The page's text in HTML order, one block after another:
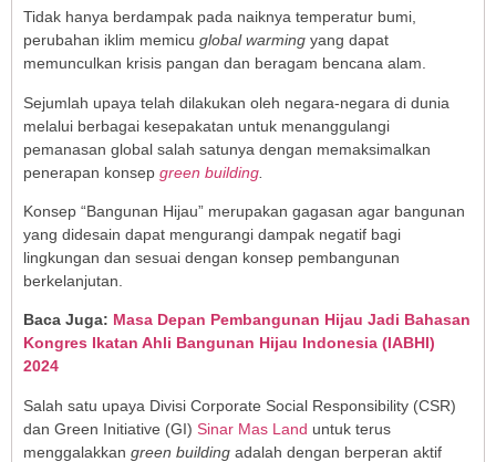
Tidak hanya berdampak pada naiknya temperatur bumi,
perubahan iklim memicu global warming yang dapat
memunculkan krisis pangan dan beragam bencana alam.
Sejumlah upaya telah dilakukan oleh negara-negara di dunia
melalui berbagai kesepakatan untuk menanggulangi
pemanasan global salah satunya dengan memaksimalkan
penerapan konsep green building
Konsep “Bangunan Hijau” merupakan gagasan agar bangunan
yang didesain dapat mengurangi dampak negatif bagi
lingkungan dan sesuai dengan konsep pembangunan
berkelanjutan.
Baca Juga: Masa Depan Pembangunan Hijau Jadi Bahasan
Kongres Ikatan Ahli Bangunan Hijau Indonesia (IABHI)
2024
Salah satu upaya Divisi Corporate Social Responsibility (CSR)
dan Green Initiative (GI) Sinar Mas Land untuk terus
menggalakkan green building adalah dengan berperan aktif